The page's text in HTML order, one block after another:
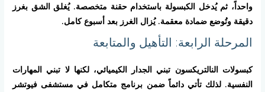
واحداً، ثم يُدخل الكبسولة باستخدام حقنة متخصصة. يُغلق الشق بغرز
دقيقة وتُوضع ضمادة معقمة. يُزال الغرز بعد أسبوع كامل.
المرحلة الرابعة: التأهيل والمتابعة
كبسولات النالتريكسون تبني الجدار الكيميائي، لكنها لا تبني المهارات
النفسية. لذلك تأتي دائماً ضمن برنامج متكامل في مستشفى فيوتشر